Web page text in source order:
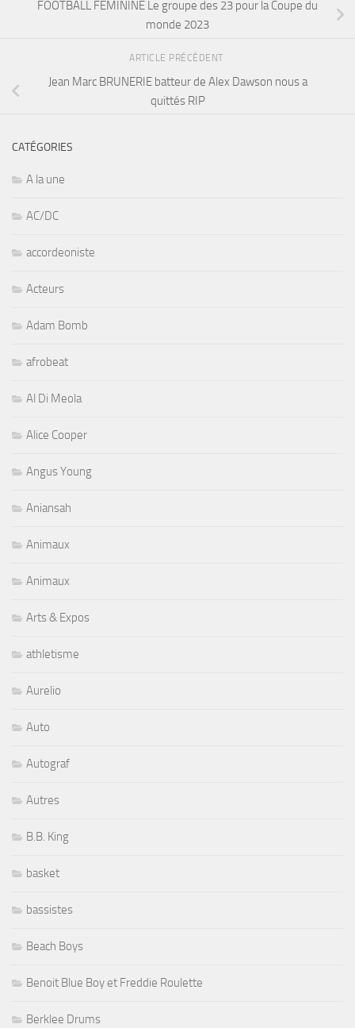
FOOTBALL FEMININE Le groupe des 23 pour la Coupe du
monde 2023
ARTICLE PRÉCÉDENT
Jean Marc BRUNERIE batteur de Alex Dawson nous a
quittés RIP
CATÉGORIES
A la une
AC/DC
accordeoniste
Acteurs
Adam Bomb
afrobeat
Al Di Meola
Alice Cooper
Angus Young
Aniansah
Animaux
Animaux
Arts & Expos
athletisme
Aurelio
Auto
Autograf
Autres
B.B. King
basket
bassistes
Beach Boys
Benoit Blue Boy et Freddie Roulette
Berklee Drums